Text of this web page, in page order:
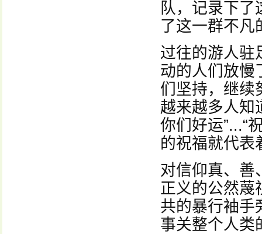
队，记录下
了这一群不凡
过往的游人驻
动的人们放慢
们坚持，继续
越来越多人知
你们好运”...“
的祝福就代表
对信仰真、善
正义的公然蔑
共的暴行袖手
事关整个人类